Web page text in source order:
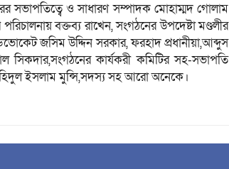
সভাপতিত্বে ও সাধারণ সম্পাদক মোহাম্মদ গোলাম
বক্তব্য রাখেন, সংগঠনের উপদেষ্টা মণ্ডলীর
জসিম উদ্দিন সরকার, ফরহাদ প্রধানীয়া,আব্দুস
সিকদার,সংগঠনের কার্যকরী কমিটির সহ-সভাপতি
ইসলাম মুন্সি,সদস্য সহ আরো অনেকে।